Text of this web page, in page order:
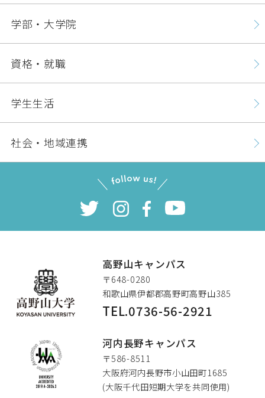
高野山キャンパス
〒648-0280
和歌山県伊都郡高野町高野山385
TEL.0736-56-2921
河内長野キャンパス
〒586-8511
大阪府河内長野市小山田町1685
(大阪千代田短期大学を共同使用)
学部・大学院
資格・就職
学生生活
社会・地域連携